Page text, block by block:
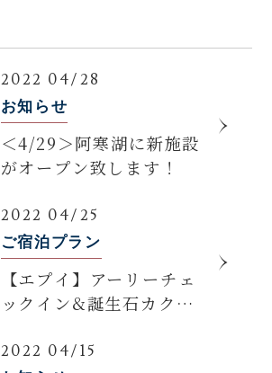
2022 04/28
お知らせ
＜4/29＞阿寒湖に新施設
がオープン致します！
2022 04/25
ご宿泊プラン
【エプイ】アーリーチェ
ックイン&誕生石カクテ
2022 04/15